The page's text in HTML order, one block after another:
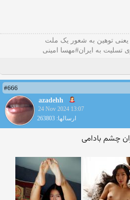
یعنی‌ توهین به شعور یک ملت
تسلیت به ایران#مهسا امینی
#666
azadehh
24 Nov 2024 13:07
ارسالها: 263803
چشم بادامی